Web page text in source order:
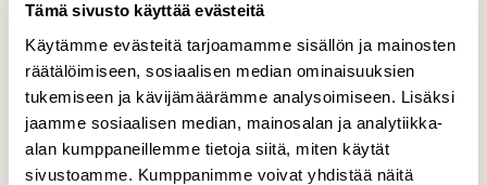
Tämä sivusto käyttää evästeitä
Käytämme evästeitä tarjoamamme sisällön ja mainosten
räätälöimiseen, sosiaalisen median ominaisuuksien
tukemiseen ja kävijämäärämme analysoimiseen. Lisäksi
jaamme sosiaalisen median, mainosalan ja analytiikka-
alan kumppaneillemme tietoja siitä, miten käytät
sivustoamme. Kumppanimme voivat yhdistää näitä
Kappale kauneinta Suomea